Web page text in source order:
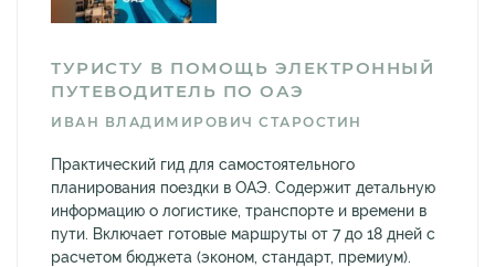
ТУРИСТУ В ПОМОЩЬ ЭЛЕКТРОННЫЙ
ПУТЕВОДИТЕЛЬ ПО ОАЭ
ИВАН ВЛАДИМИРОВИЧ СТАРОСТИН
Практический гид для самостоятельного
планирования поездки в ОАЭ. Содержит детальную
информацию о логистике, транспорте и времени в
пути. Включает готовые маршруты от 7 до 18 дней с
расчетом бюджета (эконом, стандарт, премиум).